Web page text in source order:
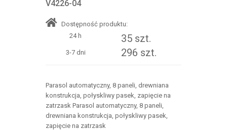
V4226-04
Dostępność produktu:
24 h
35 szt.
3-7 dni 296 szt.
Parasol automatyczny, 8 paneli, drewniana
konstrukcja, połyskliwy pasek, zapięcie na
zatrzask Parasol automatyczny, 8 paneli,
drewniana konstrukcja, połyskliwy pasek,
zapięcie na zatrzask